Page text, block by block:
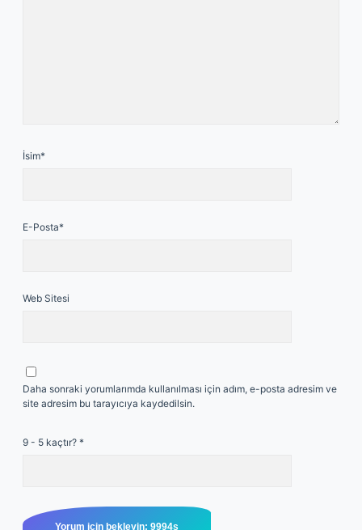
İsim*
E-Posta*
Web Sitesi
Daha sonraki yorumlarımda kullanılması için adım, e-posta adresim ve
site adresim bu tarayıcıya kaydedilsin.
9 - 5 kaçtır? *